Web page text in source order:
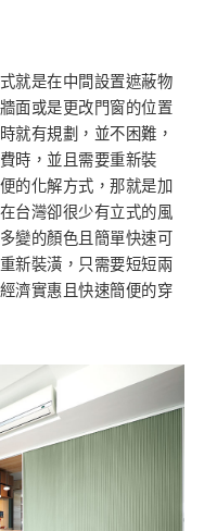
就是在中間設置遮蔽物
面或是更改門窗的位置
就有規劃，並不困難，
時，並且需要重新裝
的化解方式，那就是加
台灣卻很少有立式的風
變的顏色且簡單快速可
新裝潢，只需要短短兩
濟實惠且快速簡便的穿